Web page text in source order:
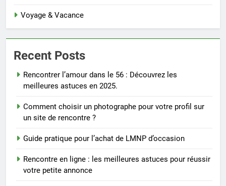
Voyage & Vacance
Recent Posts
Rencontrer l’amour dans le 56 : Découvrez les
meilleures astuces en 2025.
Comment choisir un photographe pour votre profil sur
un site de rencontre ?
Guide pratique pour l’achat de LMNP d’occasion
Rencontre en ligne : les meilleures astuces pour réussir
votre petite annonce